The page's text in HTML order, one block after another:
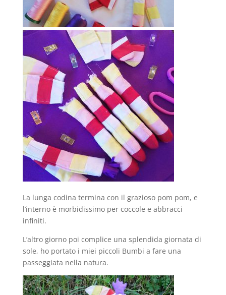
La lunga codina termina con il grazioso pom pom, e
l’interno è morbidissimo per coccole e abbracci
infiniti.
L’altro giorno poi complice una splendida giornata di
sole, ho portato i miei piccoli Bumbi a fare una
passeggiata nella natura.